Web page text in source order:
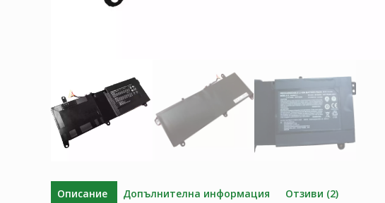
Описание Допълнителна информация Отзиви (2)